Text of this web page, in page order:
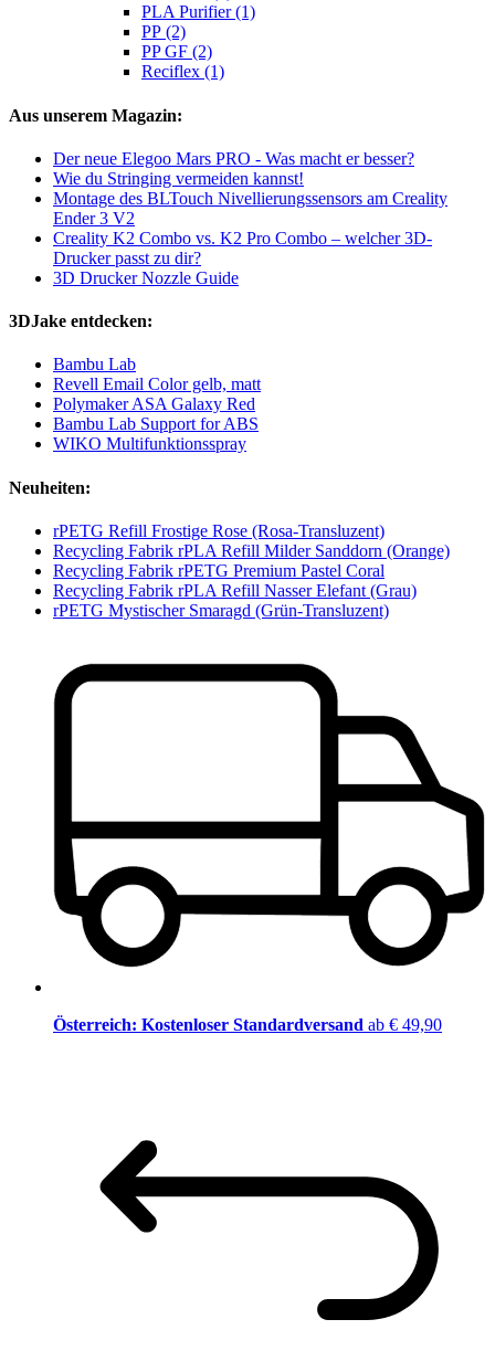
PLA Purifier (1)
PP (2)
PP GF (2)
Reciflex (1)
Aus unserem Magazin:
Der neue Elegoo Mars PRO - Was macht er besser?
Wie du Stringing vermeiden kannst!
Montage des BLTouch Nivellierungssensors am Creality
Ender 3 V2
Creality K2 Combo vs. K2 Pro Combo – welcher 3D-
Drucker passt zu dir?
3D Drucker Nozzle Guide
3DJake entdecken:
Bambu Lab
Revell Email Color gelb, matt
Polymaker ASA Galaxy Red
Bambu Lab Support for ABS
WIKO Multifunktionsspray
Neuheiten:
rPETG Refill Frostige Rose (Rosa-Transluzent)
Recycling Fabrik rPLA Refill Milder Sanddorn (Orange)
Recycling Fabrik rPETG Premium Pastel Coral
Recycling Fabrik rPLA Refill Nasser Elefant (Grau)
rPETG Mystischer Smaragd (Grün-Transluzent)
Österreich: Kostenloser Standardversand ab € 49,90